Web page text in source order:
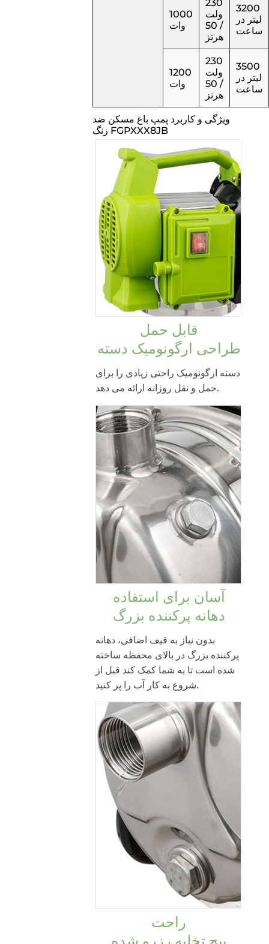
1000
وات
230
ولت
/ 50
هرتز
3200
لیتر در
ساعت
1200
وات
230
ولت
/ 50
هرتز
3500
لیتر در
ساعت
ویژگی و کاربرد پمپ باغ مسکن ضد
زنگ FGPXXX8JB
قابل حمل
طراحی ارگونومیک دسته
دسته ارگونومیک راحتی زیادی را برای
حمل و نقل روزانه ارائه می دهد.
آسان برای استفاده
دهانه پرکننده بزرگ
بدون نیاز به قیف اضافی، دهانه
پرکننده بزرگ در بالای محفظه ساخته
شده است تا به شما کمک کند قبل از
شروع به کار آب را پر کنید.
راحت
پیچ تخلیه رزرو شده